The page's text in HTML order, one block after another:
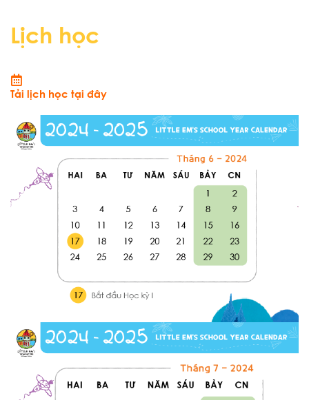
Lịch học
Tải lịch học tại đây